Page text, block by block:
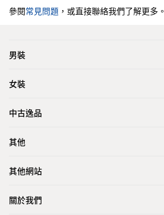
參閱常見問題 ，或直接聯絡我們了解更多。
男裝
女裝
中古逸品
其他
其他網站
關於我們